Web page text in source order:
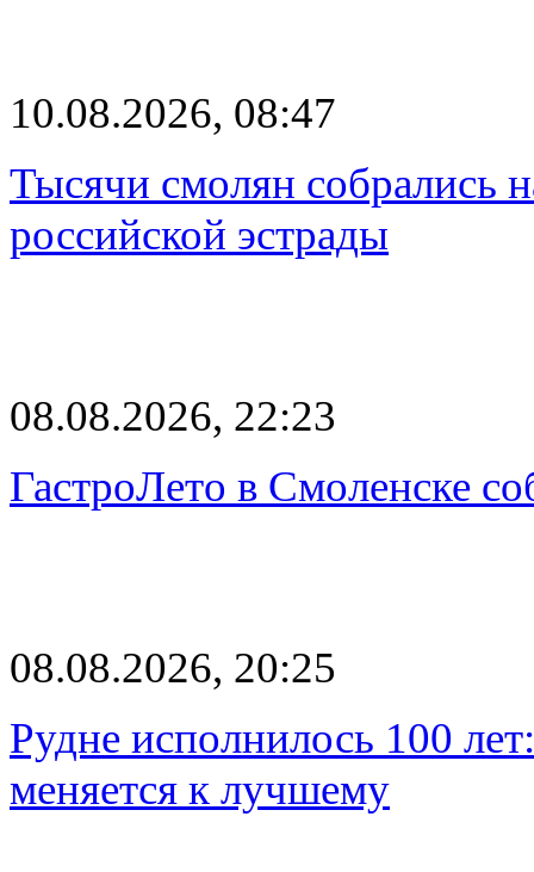
10.08.2026, 08:47
Тысячи смолян собрались
российской эстрады
08.08.2026, 22:23
ГастроЛето в Смоленске
08.08.2026, 20:25
Рудне исполнилось 100
меняется к лучшему